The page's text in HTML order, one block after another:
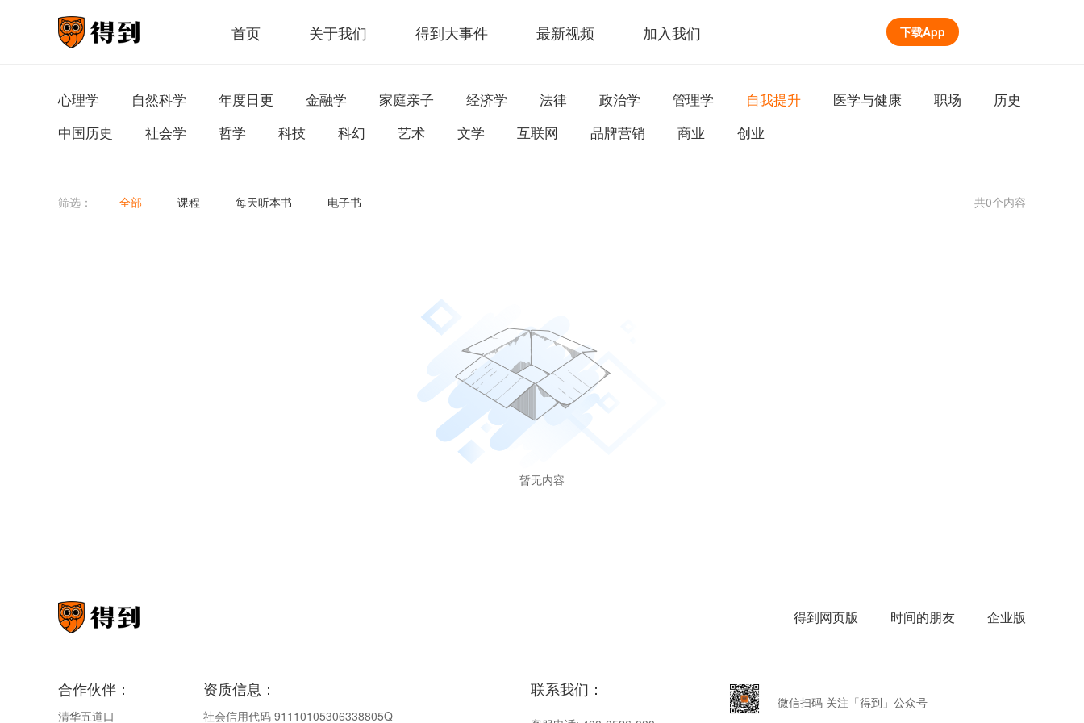
首页 关于我们 得到大事件 最新视频 加入我们 下载App
心理学 自然科学 年度日更 金融学 家庭亲子 经济学 法律 政治学 管理学 自我提升 医学与健康 职场
历史
中国历史
社会学 哲学 科技 科幻 艺术 文学 互联网 品牌营销 商业 创业
筛选： 全部 课程 每天听本书 电子书 共0个内容
暂无内容
得到网页版 时间的朋友 企业版
合作伙伴：
清华五道口
资质信息：
社会信用代码 91110105306338805Q
联系我们：
微信扫码 关注「得到」公众号